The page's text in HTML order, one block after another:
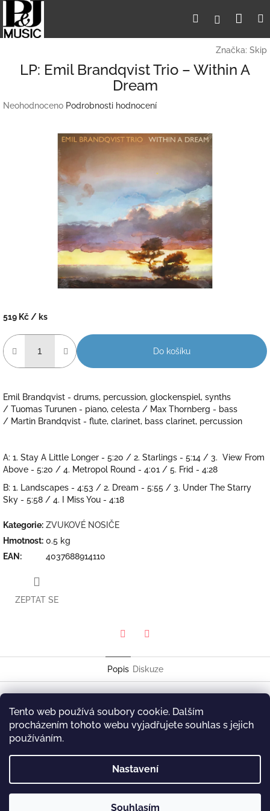
Tento web používá soubory cookie. Dalším
procházením tohoto webu vyjadřujete souhlas s jejich
používáním.
Nastavení
Souhlasím
obsah
HledatPřihlášení
Značka: Skip
LP: Emil Brandqvist Trio – Within A
Dream
Průměrné
Neohodnoceno Podrobnosti hodnocení
519 Kč / ks
cena:
Do košíku
Emil Brandqvist - drums, percussion, glockenspiel, synths
/ Tuomas Turunen - piano, celesta / Max Thornberg - bass
/ Martin Brandqvist - flute, clarinet, bass clarinet, percussion
A: 1. Stay A Little Longer - 5:20 / 2. Starlings - 5:14 / 3. View From
Above - 5:20 / 4. Metropol Round - 4:01 / 5. Frid - 4:28
B: 1. Landscapes - 4:53 / 2. Dream - 5:55 / 3. Under The Starry
Sky - 5:58 / 4. I Miss You - 4:18
Kategorie: ZVUKOVÉ NOSIČE
Hmotnost: 0.5 kg
EAN : 4037688914110
ZEPTAT SE
Popis Diskuze
Within A Dream
Skip Records SKL 9141-1